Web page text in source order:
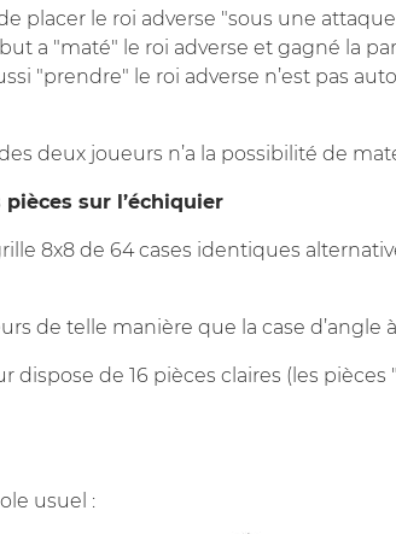
placer le roi adverse "sous une
a "maté" le roi adverse et gagné la
"prendre" le roi adverse n’est pas
deux joueurs n’a la possibilité de
sur l’échiquier
8x8 de 64 cases identiques
de telle manière que la case
dispose de 16 pièces claires (les pièces
usuel :